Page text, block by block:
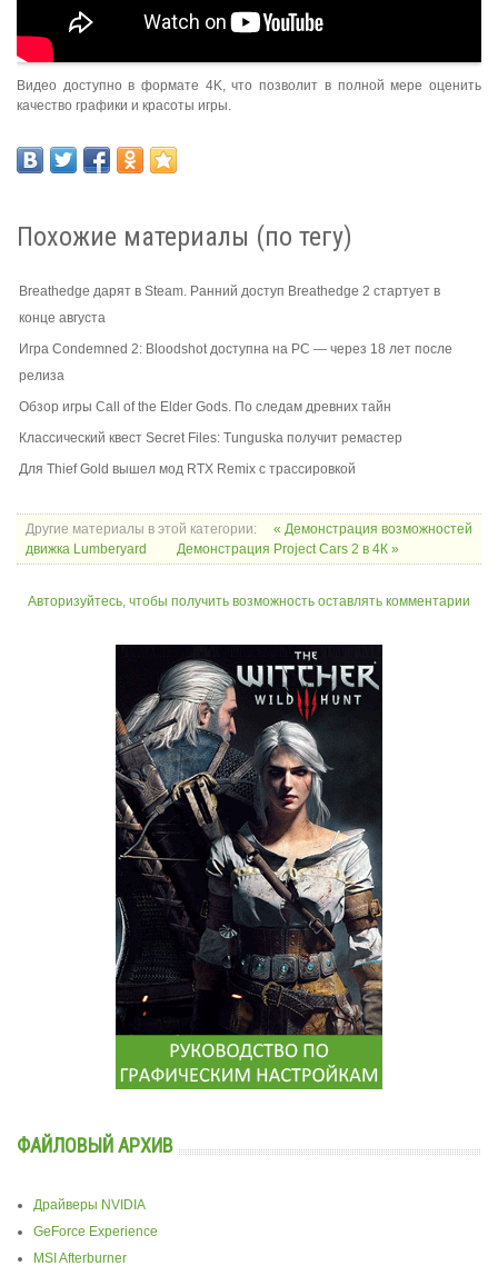
Видео доступно в формате 4K, что позволит в полной мере оценить
качество графики и красоты игры.
Похожие материалы (по тегу)
Breathedge дарят в Steam. Ранний доступ Breathedge 2 стартует в
конце августа
Игра Condemned 2: Bloodshot доступна на PC — через 18 лет после
релиза
Обзор игры Call of the Elder Gods. По следам древних тайн
Классический квест Secret Files: Tunguska получит ремастер
Для Thief Gold вышел мод RTX Remix с трассировкой
Другие материалы в этой категории:
« Демонстрация возможностей
движка Lumberyard
Демонстрация Project Cars 2 в 4К »
Авторизуйтесь, чтобы получить возможность оставлять комментарии
ФАЙЛОВЫЙ АРХИВ
Драйверы NVIDIA
GeForce Experience
MSI Afterburner